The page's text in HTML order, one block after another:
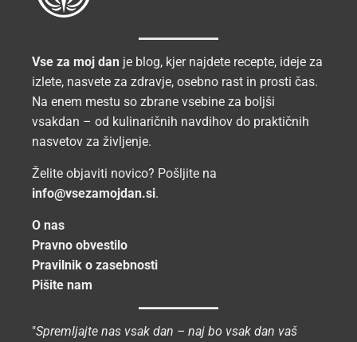
Vse za moj dan je blog, kjer najdete recepte, ideje za
izlete, nasvete za zdravje, osebno rast in prosti čas.
Na enem mestu so zbrane vsebine za boljši
vsakdan – od kulinaričnih navdihov do praktičnih
nasvetov za življenje.
Želite objaviti novico? Pošljite na
info@vsezamojdan.si.
O nas
Pravno obvestilo
Pravilnik o zasebnosti
Pišite nam
"Spremljajte nas vsak dan – naj bo vsak dan vaš